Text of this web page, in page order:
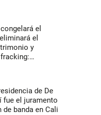
el
el
y
de De
fue el juramento
banda en Cali